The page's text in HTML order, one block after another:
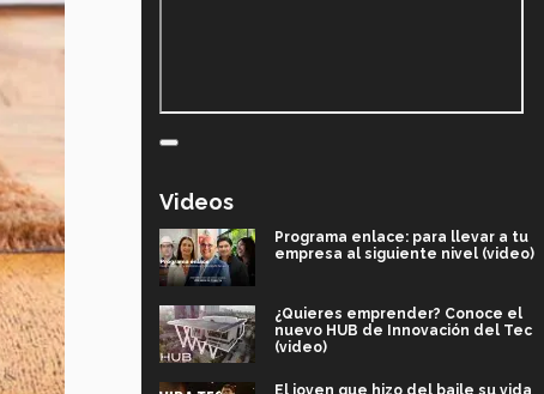
Videos
Programa enlace: para llevar a tu
empresa al siguiente nivel (video)
¿Quieres emprender? Conoce el
nuevo HUB de Innovación del Tec
(video)
El joven que hizo del baile su vida